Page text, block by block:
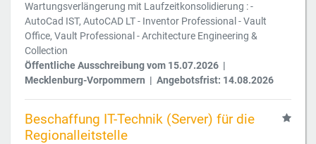
Wartungsverlängerung mit Laufzeitkonsolidierung : -
AutoCad IST, AutoCAD LT - Inventor Professional - Vault
Office, Vault Professional - Architecture Engineering &
Collection
Öffentliche Ausschreibung vom 15.07.2026 |
Mecklenburg-Vorpommern | Angebotsfrist: 14.08.2026
Beschaffung IT-Technik (Server) für die
Regionalleitstelle